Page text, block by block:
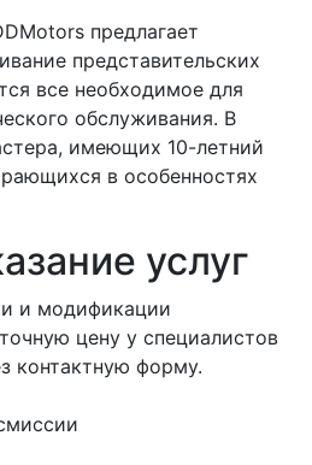
предлагает
представительских
все необходимое для
обслуживания. В
имеющих 10-летний
в особенностях
услуг
и модификации
цену у специалистов
контактную форму.